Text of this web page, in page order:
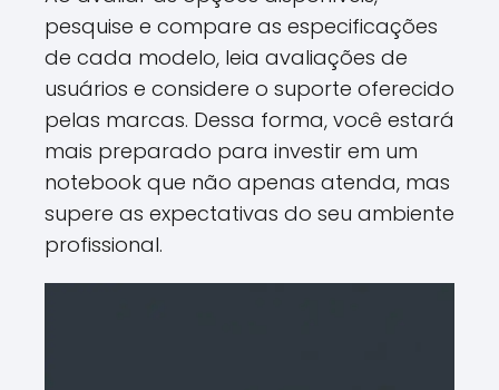
pesquise e compare as especificações
de cada modelo, leia avaliações de
usuários e considere o suporte oferecido
pelas marcas. Dessa forma, você estará
mais preparado para investir em um
notebook que não apenas atenda, mas
supere as expectativas do seu ambiente
profissional.